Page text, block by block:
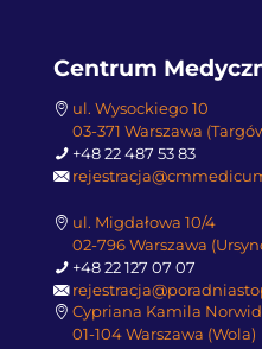
Centrum
ul. Wysockiego 10
03-371 Warszawa
+48 22 487 53 83
ul. Migdałowa 10/4
02-796 Warszawa
+48 22 127 07 07
Cypriana Kamila
01-104 Warszawa (Wola)